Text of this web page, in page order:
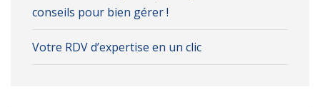
conseils pour bien gérer !
Votre RDV d’expertise en un clic